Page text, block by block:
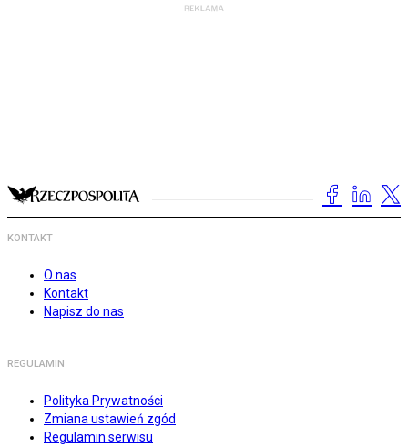
KONTAKT
O nas
Kontakt
Napisz do nas
REGULAMIN
Polityka Prywatności
Zmiana ustawień zgód
Regulamin serwisu